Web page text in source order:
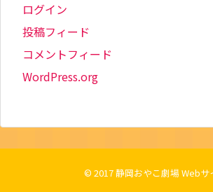
ログイン
投稿フィード
コメントフィード
WordPress.org
© 2017静岡おやこ劇場 Webサ